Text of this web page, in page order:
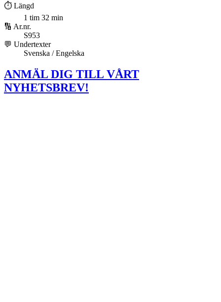
⏱️ Längd
1 tim 32 min
🔢 Ar.nr.
S953
💬 Undertexter
Svenska / Engelska
ANMÄL DIG TILL VÅRT
NYHETSBREV!